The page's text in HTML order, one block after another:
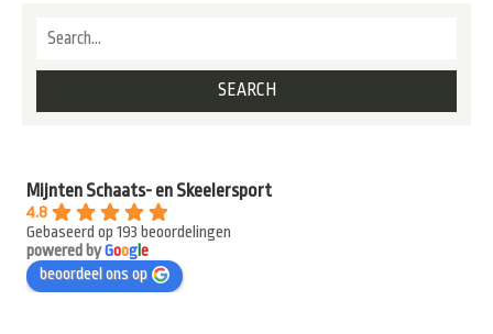
Mijnten Schaats- en Skeelersport
4.8
Gebaseerd op 193 beoordelingen
powered byGooge
beoordeel ons op